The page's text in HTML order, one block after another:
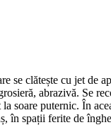
se clătește cu jet de
abrazivă. Se
soare puternic. În
în spații ferite de